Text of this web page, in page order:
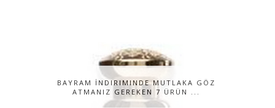
BAYRAM İNDIRIMINDE MUTLAKA GÖZ
ATMANIZ GEREKEN 7 ÜRÜN ...